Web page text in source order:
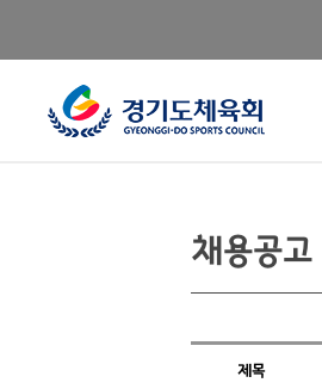
채용공고
제목